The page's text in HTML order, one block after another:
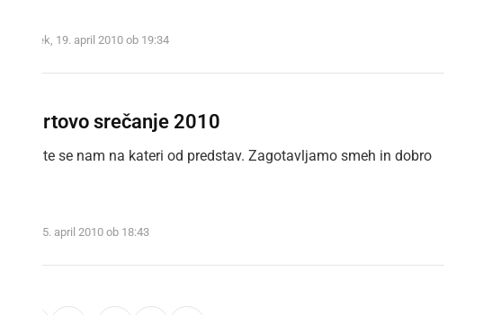
ponedeljek, 19. april 2010 ob 19:34
Linhartovo srečanje 2010
Pridružite se nam na kateri od predstav. Zagotavljamo smeh in dobro
četrtek, 15. april 2010 ob 18:43